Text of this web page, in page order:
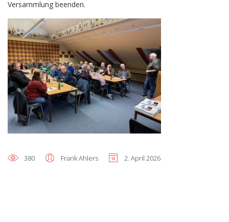
Versammlung beenden.
380 Frank Ahlers 2. April 2026